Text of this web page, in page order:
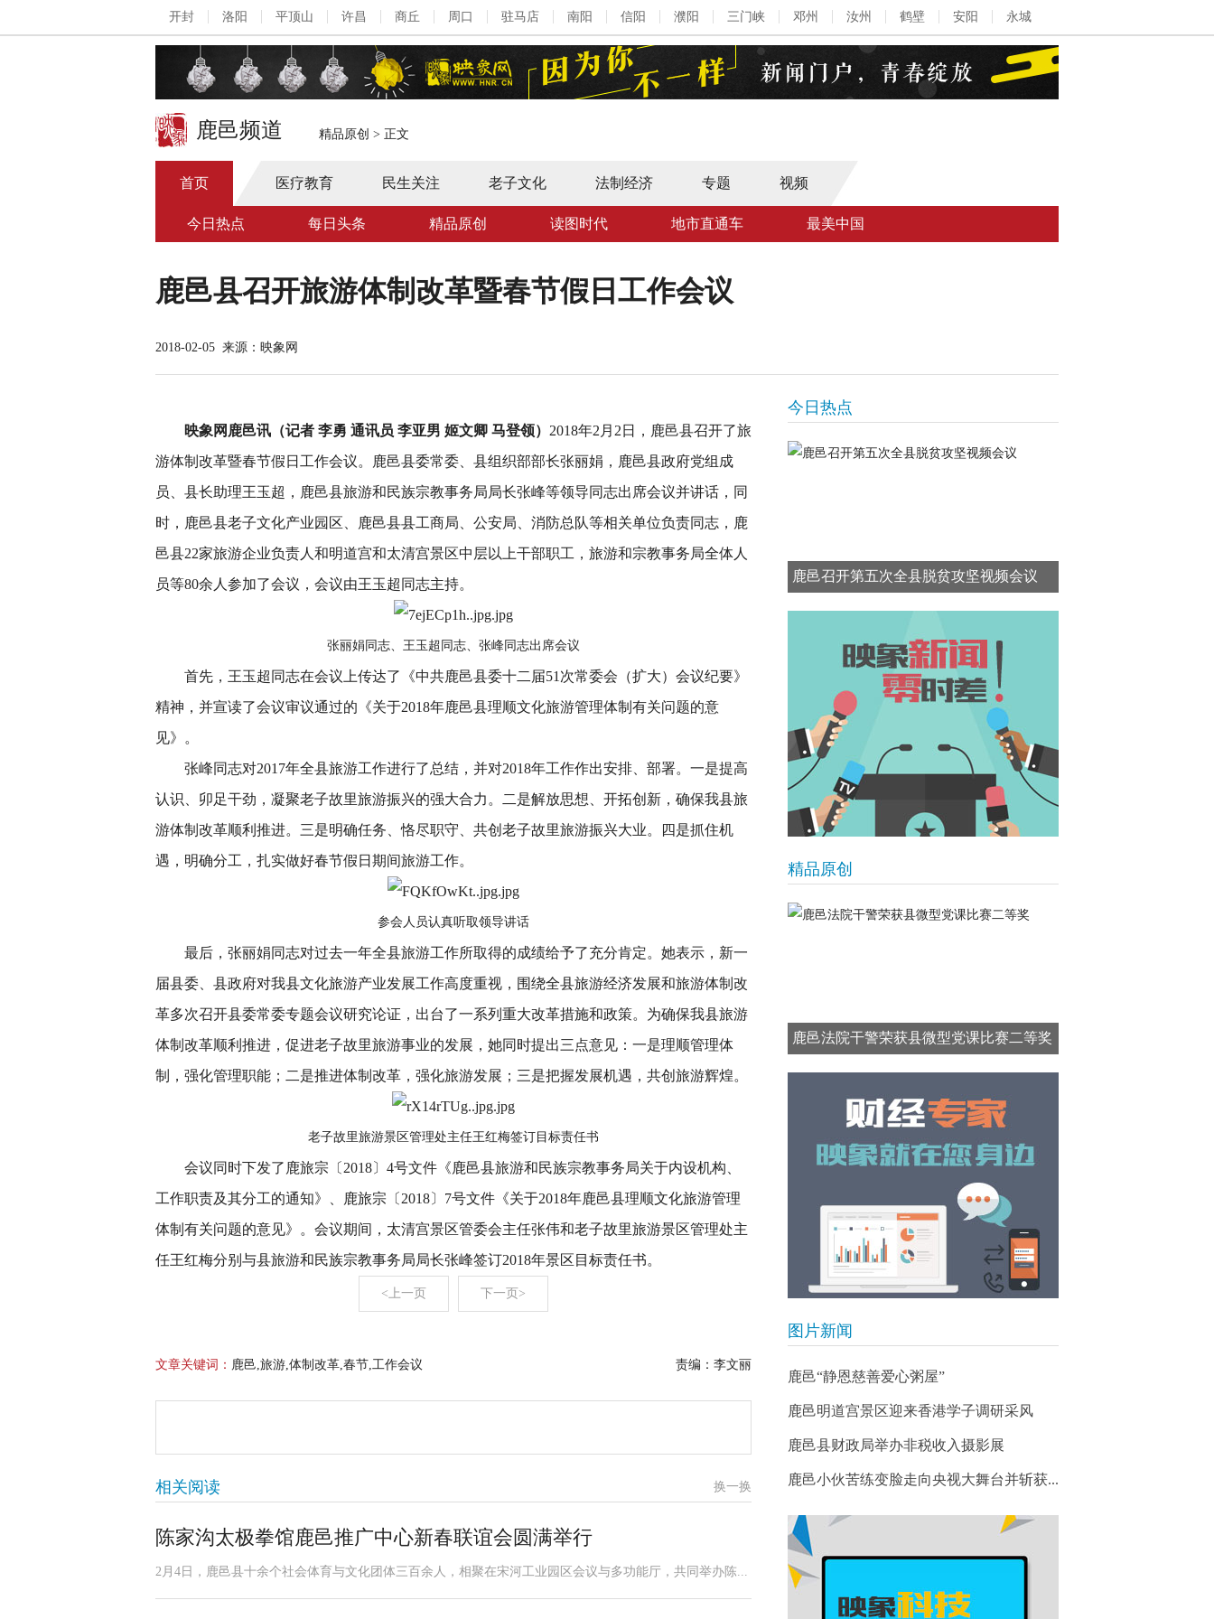
开封 洛阳 平顶山 许昌 商丘 周口 驻马店 南阳 信阳 濮阳 三门峡 邓州 汝州 鹤壁 安阳 永城
鹿邑频道 精品原创 > 正文
首页 医疗教育 民生关注 老子文化 法制经济 专题 视频
今日热点 每日头条 精品原创 读图时代 地市直通车 最美中国
鹿邑县召开旅游体制改革暨春节假日工作会议
2018-02-05 来源：映象网
映象网鹿邑讯（记者 李勇 通讯员 李亚男 姬文卿 马登领） 2018年2月2日，鹿邑县召开了旅
游体制改革暨春节假日工作会议。鹿邑县委常委、县组织部部长张丽娟，鹿邑县政府党组成
员、县长助理王玉超，鹿邑县旅游和民族宗教事务局局长张峰等领导同志出席会议并讲话，同
时，鹿邑县老子文化产业园区、鹿邑县县工商局、公安局、消防总队等相关单位负责同志，鹿
邑县22家旅游企业负责人和明道宫和太清宫景区中层以上干部职工，旅游和宗教事务局全体人
员等80余人参加了会议，会议由王玉超同志主持。
张丽娟同志、王玉超同志、张峰同志出席会议
首先，王玉超同志在会议上传达了《中共鹿邑县委十二届51次常委会（扩大）会议纪要》
精神，并宣读了会议审议通过的《关于2018年鹿邑县理顺文化旅游管理体制有关问题的意
见》。
张峰同志对2017年全县旅游工作进行了总结，并对2018年工作作出安排、部署。一是提高
认识、卯足干劲，凝聚老子故里旅游振兴的强大合力。二是解放思想、开拓创新，确保我县旅
游体制改革顺利推进。三是明确任务、恪尽职守、共创老子故里旅游振兴大业。四是抓住机
遇，明确分工，扎实做好春节假日期间旅游工作。
参会人员认真听取领导讲话
最后，张丽娟同志对过去一年全县旅游工作所取得的成绩给予了充分肯定。她表示，新一
届县委、县政府对我县文化旅游产业发展工作高度重视，围绕全县旅游经济发展和旅游体制改
革多次召开县委常委专题会议研究论证，出台了一系列重大改革措施和政策。为确保我县旅游
体制改革顺利推进，促进老子故里旅游事业的发展，她同时提出三点意见：一是理顺管理体
制，强化管理职能；二是推进体制改革，强化旅游发展；三是把握发展机遇，共创旅游辉煌。
老子故里旅游景区管理处主任王红梅签订目标责任书
会议同时下发了鹿旅宗〔2018〕4号文件《鹿邑县旅游和民族宗教事务局关于内设机构、
工作职责及其分工的通知》、鹿旅宗〔2018〕7号文件《关于2018年鹿邑县理顺文化旅游管理
体制有关问题的意见》。会议期间，太清宫景区管委会主任张伟和老子故里旅游景区管理处主
任王红梅分别与县旅游和民族宗教事务局局长张峰签订2018年景区目标责任书。
<上一页 下一页>
文章关键词： 鹿邑,旅游,体制改革,春节,工作会议 责编：李文丽
相关阅读 换一换
陈家沟太极拳馆鹿邑推广中心新春联谊会圆满举行
2月4日，鹿邑县十余个社会体育与文化团体三百余人，相聚在宋河工业园区会议与多功能厅，共同举办陈...
今日热点
鹿邑召开第五次全县脱贫攻坚视频会议
精品原创
鹿邑法院干警荣获县微型党课比赛二等奖
图片新闻
鹿邑“静恩慈善爱心粥屋”
鹿邑明道宫景区迎来香港学子调研采风
鹿邑县财政局举办非税收入摄影展
​鹿邑小伙苦练变脸走向央视大舞台并斩获...